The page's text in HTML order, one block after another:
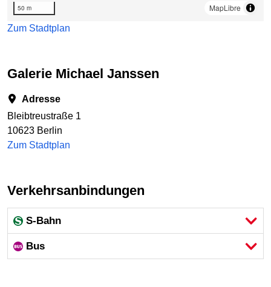
50 m
MapLibre
Zum Stadtplan
Galerie Michael Janssen
Adresse
Bleibtreustraße 1
10623 Berlin
Zum Stadtplan
Verkehrsanbindungen
S-Bahn
Bus